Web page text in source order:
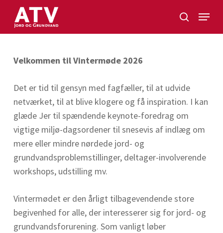
main
search
Menu
Velkommen til Vintermøde 2026
Det er tid til gensyn med fagfæller, til at udvide
netværket, til at blive klogere og få inspiration. I kan
glæde Jer til spændende keynote-foredrag om
vigtige miljø-dagsordener til snesevis af indlæg om
mere eller mindre nørdede jord- og
grundvandsproblemstillinger, deltager-involverende
workshops, udstilling mv.
Vintermødet er den årligt tilbagevendende store
begivenhed for alle, der interesserer sig for jord- og
grundvandsforurening. Som vanligt løber
Close